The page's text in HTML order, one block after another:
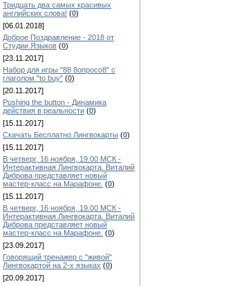
Тридцать два самых красивых
английских слова! (0)
[06.01.2018]
Доброе Поздравление - 2018 от
Студии Языков (0)
[23.11.2017]
Набор для игры "88 8опросо8" с
глаголом "to buy" (0)
[20.11.2017]
Pushing the button - Динамика
действия в реальности (0)
[15.11.2017]
Скачать Бесплатно Лингвокарты (0)
[15.11.2017]
В четверг, 16 ноября, 19.00 МСК -
Интерактивная Лингвокарта. Виталий
Диброва представляет новый
мастер-класс на Марафоне. (0)
[15.11.2017]
В четверг, 16 ноября, 19.00 МСК -
Интерактивная Лингвокарта. Виталий
Диброва представляет новый
мастер-класс на Марафоне. (0)
[23.09.2017]
Говорящий тренажер с "живой"
Лингвокартой на 2-х языках (0)
[20.09.2017]